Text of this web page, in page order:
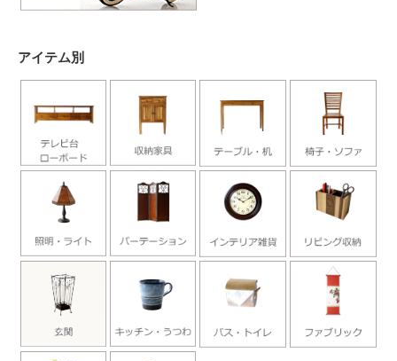
アイテム別